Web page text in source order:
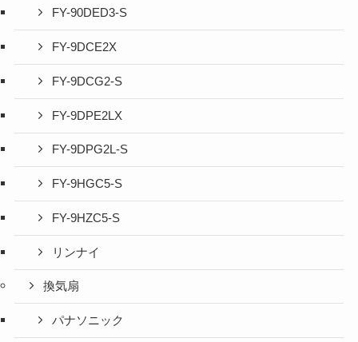
FY-90DED3-S
FY-9DCE2X
FY-9DCG2-S
FY-9DPE2LX
FY-9DPG2L-S
FY-9HGC5-S
FY-9HZC5-S
リンナイ
換気扇
パナソニック